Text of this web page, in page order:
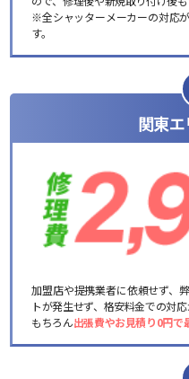
※全シャッターメーカーの対応
す。
関東
加盟店や提携業者に依頼せず、
トが発生せず、格安料金での対応
もちろん出張費やお見積り0円で